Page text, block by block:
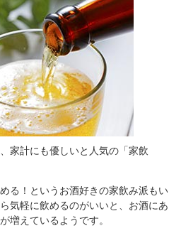
家計にも優しいと人気の「家飲
る！というお酒好きの家飲み派もい
気軽に飲めるのがいいと、お酒にあ
増えているようです。